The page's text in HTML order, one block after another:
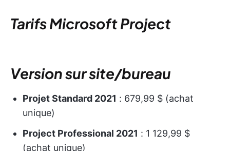
Tarifs Microsoft Project
Version sur site/bureau
Projet Standard 2021 : 679,99 $ (achat
unique)
Project Professional 2021 : 1 129,99 $
(achat unique)